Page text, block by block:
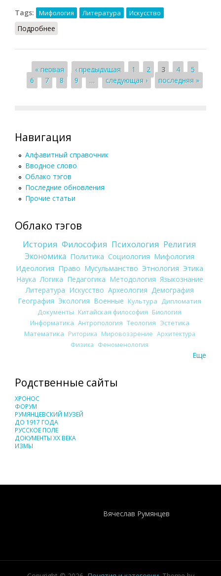
Tags:
Мифология Литература Искусство
Подробнее
Страницы
« первая ‹ предыдущая 1 2 3 4
5
6
7 8 9 … следующая › последняя »
Навигация
Алфавитный справочник
Вводное слово
Облако тэгов
Последние обновления
Прочие статьи
Облако тэгов
История Философия Психология Религия
Экономика Политика Социология Мифология
Идеология Право Мусульманство Этнология Этика
Наука Логика Педагогика Методология Языкознание
Литература Искусство Археология Демография
География Экология Военные Культура
Дипломатия
Документы Китайская философия Биология
Информатика Антропология Теология Эстетика
Математика Риторика Мировоззрение Архитектура
Физика Феноменология
Еще
Родственные сайты
ХРОНОС
ФОРУМ
РУМЯНЦЕВСКИЙ МУЗЕЙ
ДО 1917 ГОДА
РУССКОЕ ПОЛЕ
ДОКУМЕНТЫ XX ВЕКА
ИЗМЫ
Вячеслав Румянцев